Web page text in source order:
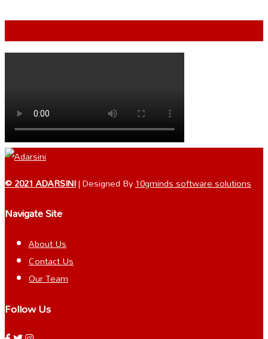
© 2021 ADARSINI| Designed By10gminds software solutions
Navigate Site
About Us
Contact Us
Our Team
Follow Us